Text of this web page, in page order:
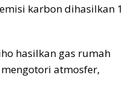
karbon dihasilkan 1
hasilkan gas rumah
atmosfer,